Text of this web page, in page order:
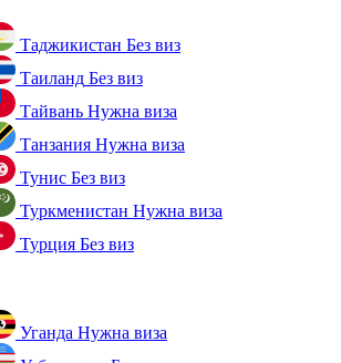
Таджикистан Без виз
Таиланд Без виз
Тайвань Нужна виза
Танзания Нужна виза
Тунис Без виз
Туркменистан Нужна виза
Турция Без виз
Уганда Нужна виза